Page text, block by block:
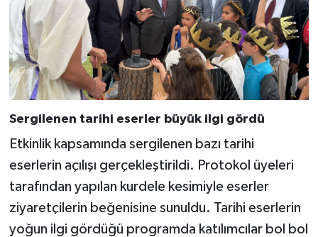
Sergilenen tarihi eserler büyük ilgi gördü
Etkinlik kapsamında sergilenen bazı tarihi
eserlerin açılışı gerçekleştirildi. Protokol üyeleri
tarafından yapılan kurdele kesimiyle eserler
ziyaretçilerin beğenisine sunuldu. Tarihi eserlerin
yoğun ilgi gördüğü programda katılımcılar bol bol